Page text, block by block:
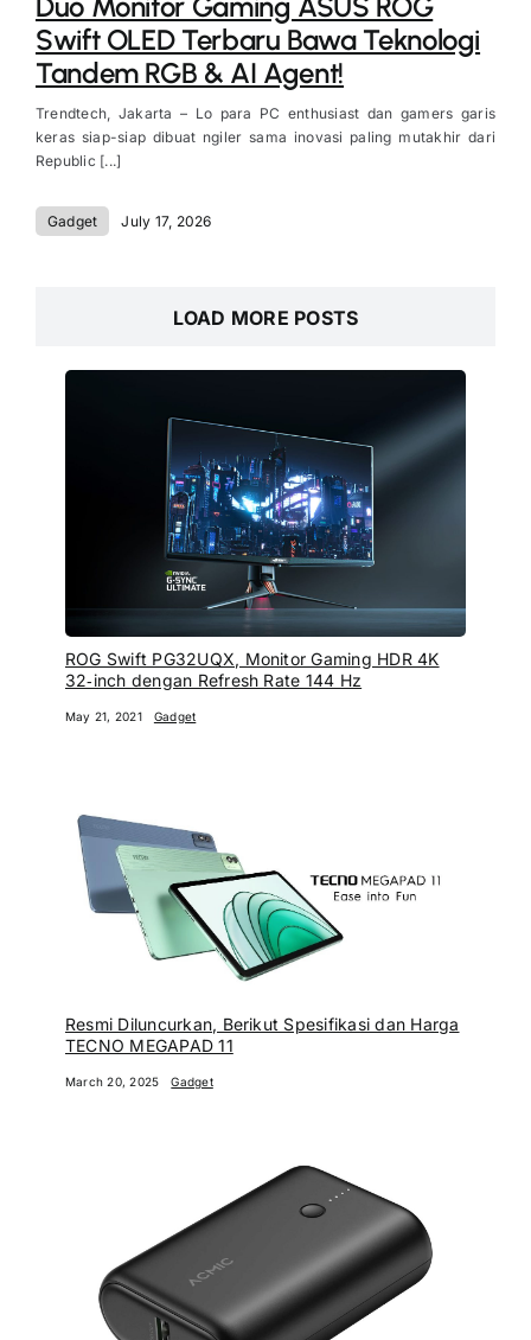
Swift OLED Terbaru Bawa Teknologi
Tandem RGB & AI Agent!
Trendtech, Jakarta – Lo para PC enthusiast dan gamers garis
keras siap-siap dibuat ngiler sama inovasi paling mutakhir dari
Republic [...]
Gadget July 17, 2026
LOAD MORE POSTS
ROG Swift PG32UQX, Monitor Gaming HDR 4K
32‑inch dengan Refresh Rate 144 Hz
May 21, 2021 Gadget
Resmi Diluncurkan, Berikut Spesifikasi dan Harga
TECNO MEGAPAD 11
March 20, 2025 Gadget